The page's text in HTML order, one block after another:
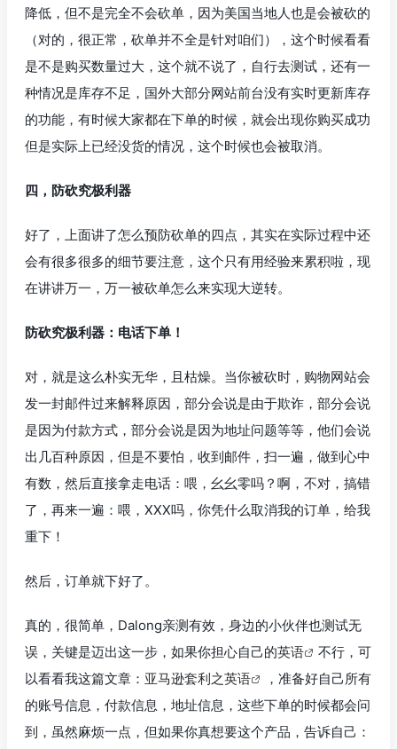
降低，但不是完全不会砍单，因为美国当地人也是会被砍的
（对的，很正常，砍单并不全是针对咱们），这个时候看看
是不是购买数量过大，这个就不说了，自行去测试，还有一
种情况是库存不足，国外大部分网站前台没有实时更新库存
的功能，有时候大家都在下单的时候，就会出现你购买成功
但是实际上已经没货的情况，这个时候也会被取消。
四，防砍究极利器
好了，上面讲了怎么预防砍单的四点，其实在实际过程中还
会有很多很多的细节要注意，这个只有用经验来累积啦，现
在讲讲万一，万一被砍单怎么来实现大逆转。
防砍究极利器：电话下单！
对，就是这么朴实无华，且枯燥。当你被砍时，购物网站会
发一封邮件过来解释原因，部分会说是由于欺诈，部分会说
是因为付款方式，部分会说是因为地址问题等等，他们会说
出几百种原因，但是不要怕，收到邮件，扫一遍，做到心中
有数，然后直接拿走电话：喂，幺幺零吗？啊，不对，搞错
了，再来一遍：喂，XXX吗，你凭什么取消我的订单，给我
重下！
然后，订单就下好了。
真的，很简单，Dalong亲测有效，身边的小伙伴也测试无
误，关键是迈出这一步，如果你担心自己的英语
不行，可
以看看我这篇文章： 亚马逊套利之英语
，准备好自己所有
的账号信息，付款信息，地址信息，这些下单的时候都会问
到，虽然麻烦一点，但如果你真想要这个产品，告诉自己：